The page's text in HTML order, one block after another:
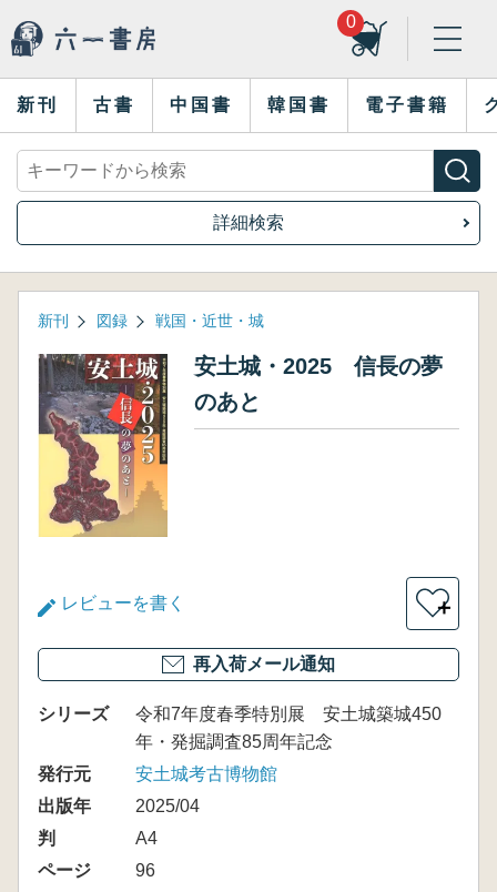
0
新刊 古書 中国書 韓国書 電子書籍
詳細検索
新刊 図録 戦国・近世・城
安土城・2025 信長の夢
のあと
レビューを書く ＋
再入荷メール通知
シリーズ
令和7年度春季特別展 安土城築城450
年・発掘調査85周年記念
発行元
安土城考古博物館
出版年
2025/04
判
A4
ページ
96